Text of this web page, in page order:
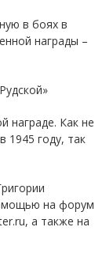
в боях в
награды –
награде. Как не
1945 году, так
на форум
а также на